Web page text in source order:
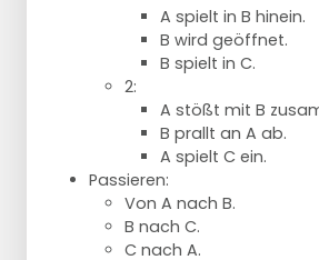
A spielt in B hinein.
B wird geöffnet.
B spielt in C.
2:
A stößt mit B
B prallt an A ab.
A spielt C ein.
Passieren:
Von A nach B.
B nach C.
C nach A.